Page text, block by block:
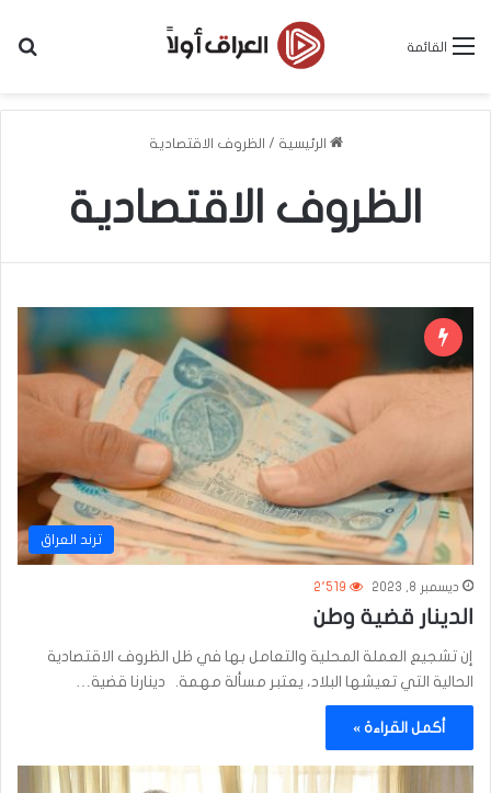
القائمة
الرئيسية / الظروف الاقتصادية
الظروف الاقتصادية
ترند العراق
ديسمبر 8, 2023 2٬519
الدينار قضية وطن
إن تشجيع العملة المحلية والتعامل بها في ظل الظروف الاقتصادية
الحالية التي تعيشها البلاد، يعتبر مسألة مهمة. دينارنا قضية…
أكمل القراءة »